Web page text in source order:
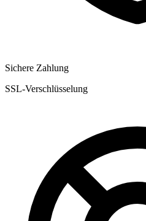
Sichere Zahlung
SSL-Verschlüsselung